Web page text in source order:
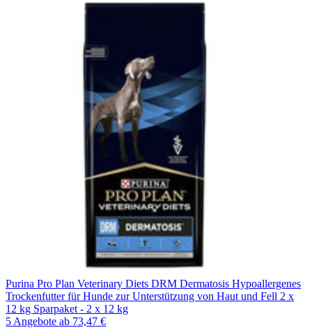
Purina Pro Plan Veterinary Diets DRM Dermatosis Hypoallergenes
Trockenfutter für Hunde zur Unterstützung von Haut und Fell 2 x
12 kg Sparpaket - 2 x 12 kg
5 Angebote ab 73,47 €